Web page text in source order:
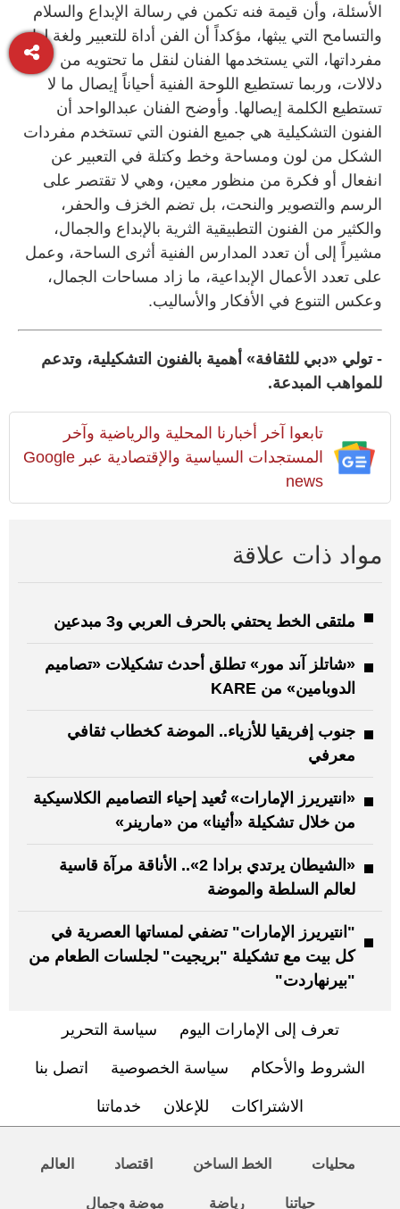
الأسئلة، وأن قيمة فنه تكمن في رسالة الإبداع والسلام
والتسامح التي يبثها، مؤكداً أن الفن أداة للتعبير ولغة لها
مفرداتها، التي يستخدمها الفنان لنقل ما تحتويه من
دلالات، وربما تستطيع اللوحة الفنية أحياناً إيصال ما لا
تستطيع الكلمة إيصالها. وأوضح الفنان عبدالواحد أن
الفنون التشكيلية هي جميع الفنون التي تستخدم مفردات
الشكل من لون ومساحة وخط وكتلة في التعبير عن
انفعال أو فكرة من منظور معين، وهي لا تقتصر على
الرسم والتصوير والنحت، بل تضم الخزف والحفر،
والكثير من الفنون التطبيقية الثرية بالإبداع والجمال،
مشيراً إلى أن تعدد المدارس الفنية أثرى الساحة، وعمل
على تعدد الأعمال الإبداعية، ما زاد مساحات الجمال،
وعكس التنوع في الأفكار والأساليب.
- تولي «دبي للثقافة» أهمية بالفنون التشكيلية، وتدعم
للمواهب المبدعة.
تابعوا آخر أخبارنا المحلية والرياضية وآخر
المستجدات السياسية والإقتصادية عبر Google
news
مواد ذات علاقة
ملتقى الخط يحتفي بالحرف العربي و3 مبدعين
«شاتلز آند مور» تطلق أحدث تشكيلات «تصاميم
الدوبامين» من KARE
جنوب إفريقيا للأزياء.. الموضة كخطاب ثقافي
معرفي
«انتيريرز الإمارات» تُعيد إحياء التصاميم الكلاسيكية
من خلال تشكيلة «أثينا» من «مارينر»
«الشيطان يرتدي برادا 2».. الأناقة مرآة قاسية
لعالم السلطة والموضة
"انتيريرز الإمارات" تضفي لمساتها العصرية في
كل بيت مع تشكيلة "بريجيت" لجلسات الطعام من
"بيرنهاردت"
تعرف إلى الإمارات اليوم سياسة التحرير
الشروط والأحكام سياسة الخصوصية اتصل بنا
الاشتراكات للإعلان خدماتنا
محليات الخط الساخن اقتصاد العالم
حياتنا رياضة موضة وجمال